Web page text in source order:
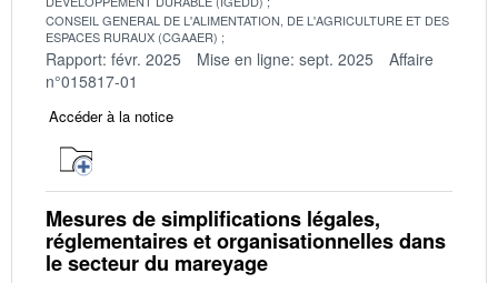
CONSEIL GENERAL DE L'ALIMENTATION, DE L'AGRICULTURE ET DES
ESPACES RURAUX (CGAAER)
Rapport: févr. 2025 Mise en ligne: sept. 2025
Affaire
n°015817-01
Accéder à la notice
Mesures de simplifications légales,
réglementaires et organisationnelles dans
le secteur du mareyage